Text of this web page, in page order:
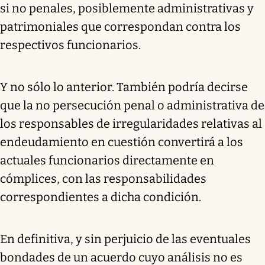
si no penales, posiblemente administrativas y
patrimoniales que correspondan contra los
respectivos funcionarios.
Y no sólo lo anterior. También podría decirse
que la no persecución penal o administrativa de
los responsables de irregularidades relativas al
endeudamiento en cuestión convertirá a los
actuales funcionarios directamente en
cómplices, con las responsabilidades
correspondientes a dicha condición.
En definitiva, y sin perjuicio de las eventuales
bondades de un acuerdo cuyo análisis no es